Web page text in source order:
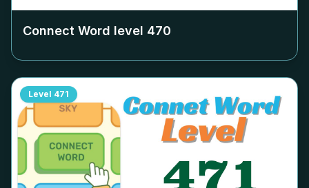
Connect Word level 470
Level 471